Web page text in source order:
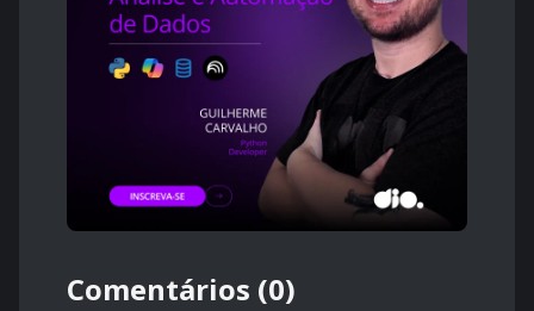
Comentários (0)